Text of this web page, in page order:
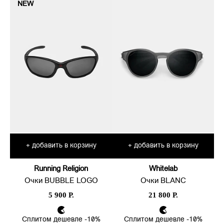
NEW
+ добавить в корзину
Running Religion
Очки BUBBLE LOGO
5 900 Р.
Сплитом дешевле -10%
+ добавить в корзину
Whitelab
Очки BLANC
21 800 Р.
Сплитом дешевле -10%